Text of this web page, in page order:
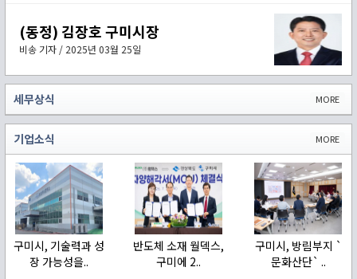
(동정) 김장호 구미시장
비송 기자 / 2025년 03월 25일
MORE
세무상식
MORE
기업소식
구미시, 기술력과 성
장 가능성을..
반도체 소재 월덱스,
구미에 2..
구미시, 방림부지 `
문화산단` ..